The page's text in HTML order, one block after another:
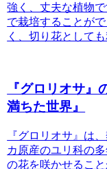
強く、丈夫な植物
で栽培することが
く、切り花として
『グロリオサ』
満ちた世界』
『グロリオサ』は
カ原産のユリ科の
の花を咲かせるこ